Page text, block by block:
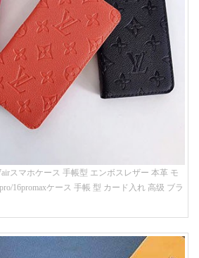
スマホケース 手帳型 エンボスレザー 本革 モ
16promaxケース 手帳 型 カード入れ 高级 ブラ
ス 手帳型 男女通用 大人かわいい